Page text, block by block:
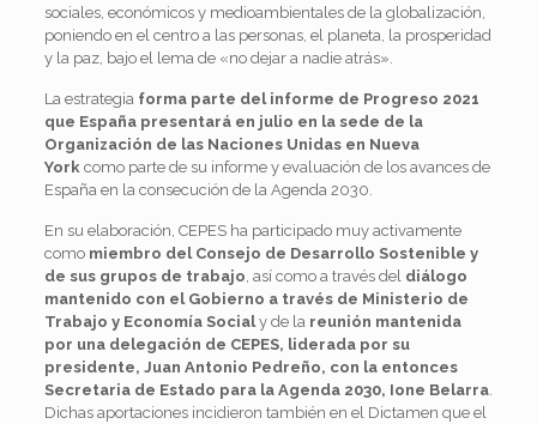
sociales, económicos y medioambientales de la globalización,
poniendo en el centro a las personas, el planeta, la prosperidad
y la paz, bajo el lema de «no dejar a nadie atrás».
La estrategia forma parte del informe de Progreso 2021
que España presentará en julio en la sede de la
Organización de las Naciones Unidas en Nueva
York como parte de su informe y evaluación de los avances de
España en la consecución de la Agenda 2030.
En su elaboración, CEPES ha participado muy activamente
como miembro del Consejo de Desarrollo Sostenible y
de sus grupos de trabajo , así como a través del diálogo
mantenido con el Gobierno a través de Ministerio de
Trabajo y Economía Socialy de la reunión mantenida
por una delegación de CEPES, liderada por su
presidente, Juan Antonio Pedreño, con la entonces
Secretaria de Estado para la Agenda 2030, Ione Belarra.
Dichas aportaciones incidieron también en el Dictamen que el